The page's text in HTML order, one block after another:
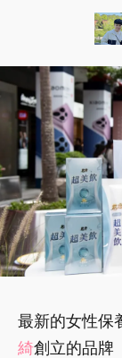
最新的女性保
綺創立的品牌